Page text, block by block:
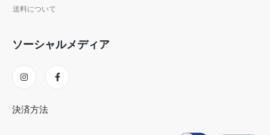
送料について
ソーシャルメディア
決済方法